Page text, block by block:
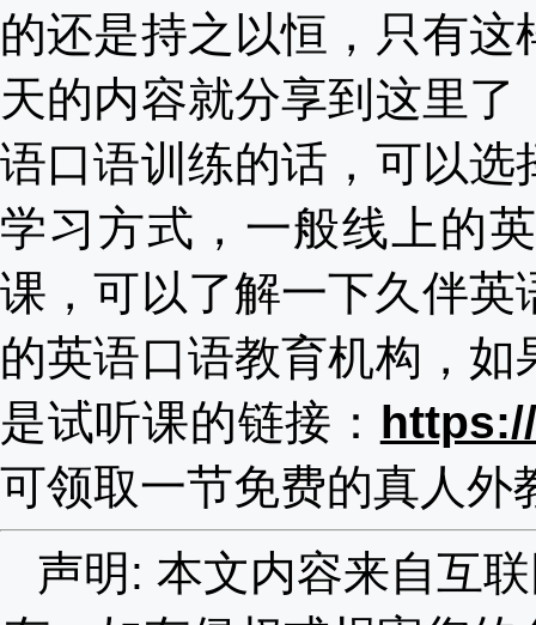
的还是持之以恒，只有
天的内容就分享到这里
语口语训练的话，可以
学习方式，一般线上的
课，可以了解一下久伴英
的英语口语教育机构，
是试听课的链接：
可领取一节免费的真人外
声明: 本文内容来自互